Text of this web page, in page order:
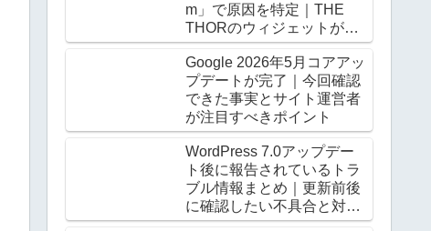
m」で原因を特定｜THE
THORのウィジェットがロ
グアウト時だけ崩る
Google 2026年5月コアアッ
プデートが完了｜今回確認
できた事実とサイト運営者
が注目すべきポイント
WordPress 7.0アップデー
ト後に報告されているトラ
ブル情報まとめ｜更新前後
に確認したい不具合と対処
法